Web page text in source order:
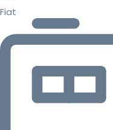
Fiat